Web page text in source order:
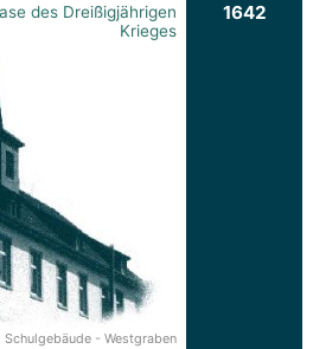
des Dreißigjährigen
Krieges
Schulgebäude - Westgraben
1642